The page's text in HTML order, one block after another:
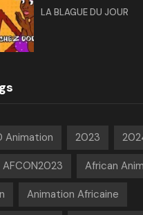
LA BLAGUE DU JOUR
Animation 2023
AFCON2023 African
Animation Africaine